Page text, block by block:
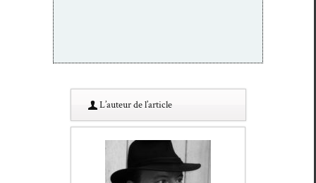
L’au­teur de l’article